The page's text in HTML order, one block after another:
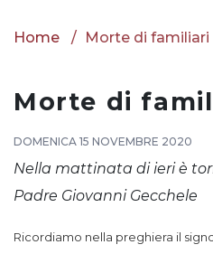
Home Morte di familiari
Morte di
DOMENICA 15 NOVEMBRE 2020
Nella mattinata di ieri è
Padre Giovanni Gecchele
Ricordiamo nella preghiera il